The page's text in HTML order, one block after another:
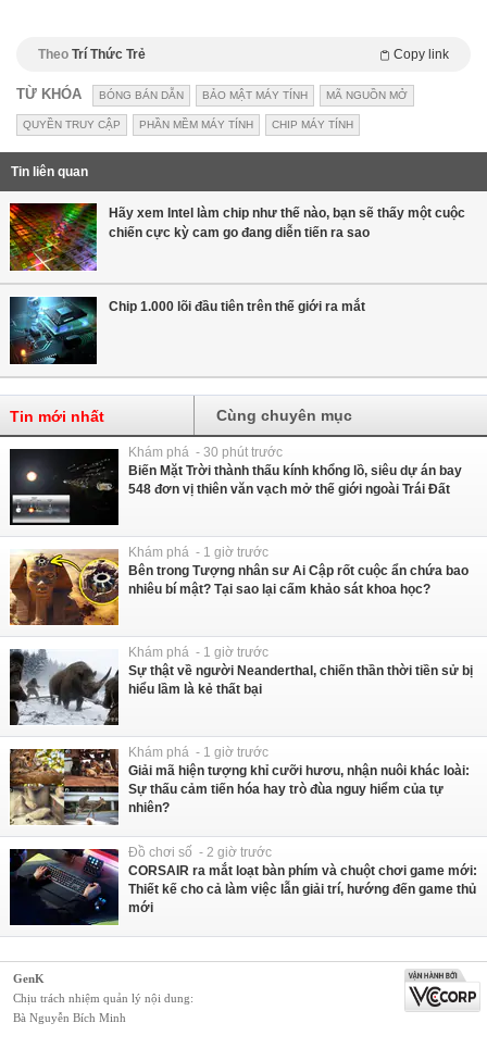
Theo Trí Thức Trẻ Copy link
TỪ KHÓA BÓNG BÁN DẪN BẢO MẬT MÁY TÍNH MÃ NGUỒN MỞ
QUYỀN TRUY CẬP PHẦN MỀM MÁY TÍNH CHIP MÁY TÍNH
Tin liên quan
Hãy xem Intel làm chip như thế nào, bạn sẽ thấy một cuộc
chiến cực kỳ cam go đang diễn tiến ra sao
Chip 1.000 lõi đầu tiên trên thế giới ra mắt
Tin mới nhất Cùng chuyên mục
Khám phá - 30 phút trước
Biến Mặt Trời thành thấu kính khổng lồ, siêu dự án bay
548 đơn vị thiên văn vạch mở thế giới ngoài Trái Đất
Khám phá - 1 giờ trước
Bên trong Tượng nhân sư Ai Cập rốt cuộc ẩn chứa bao
nhiêu bí mật? Tại sao lại cấm khảo sát khoa học?
Khám phá - 1 giờ trước
Sự thật về người Neanderthal, chiến thần thời tiền sử bị
hiểu lầm là kẻ thất bại
Khám phá - 1 giờ trước
Giải mã hiện tượng khỉ cưỡi hươu, nhận nuôi khác loài:
Sự thấu cảm tiến hóa hay trò đùa nguy hiểm của tự
nhiên?
Đồ chơi số - 2 giờ trước
CORSAIR ra mắt loạt bàn phím và chuột chơi game mới:
Thiết kế cho cả làm việc lẫn giải trí, hướng đến game thủ
mới
GenK
Chịu trách nhiệm quản lý nội dung:
Bà Nguyễn Bích Minh